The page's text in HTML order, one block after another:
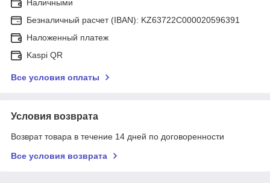
Наличными
Безналичный расчет (IBAN): KZ63722C000020596391
Наложенный платеж
Kaspi QR
Все условия оплаты
Условия возврата
Возврат товара в течение 14 дней по договоренности
Все условия возврата